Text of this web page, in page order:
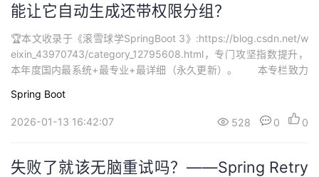
能让它自动生成还带权限分组？
🏆本文收录于《滚雪球学SpringBoot 3》:https://blog.csdn.net/w
eixin_43970743/category_12795608.html，专门攻坚指数提升，
本年度国内最系统+最专业+最详细（永久更新）。 本专栏致力
网独家首发，打造精品专栏，专栏持续更新中…欢迎大家订阅持续学
习。...
Spring Boot
2026-01-13 16:42:07 528 0 0
失败了就该无脑重试吗？——Spring Retry